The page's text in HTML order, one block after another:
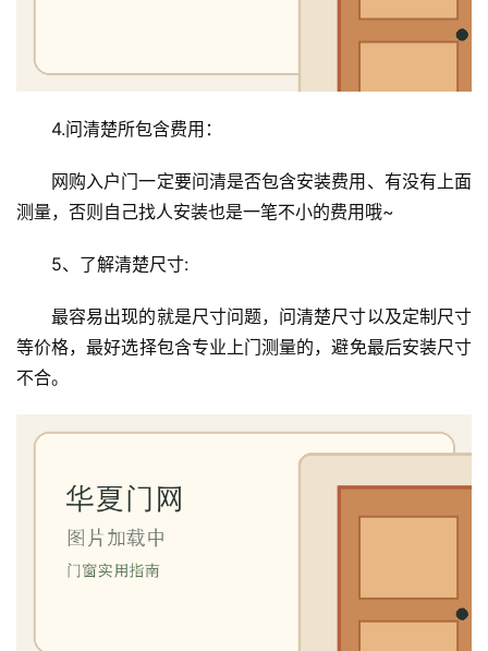
卫
庭
院
门
套
登录
4.问清楚所包含费用：
网购入户门一定要问清是否包含安装费用、有没有上面
测量，否则自己找人安装也是一笔不小的费用哦~
5、了解清楚尺寸:
最容易出现的就是尺寸问题，问清楚尺寸以及定制尺寸
等价格，最好选择包含专业上门测量的，避免最后安装尺寸
不合。